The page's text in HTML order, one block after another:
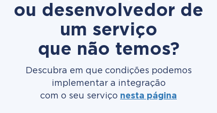
ou desenvolvedor de
um serviço
que não temos?
Descubra em que condições podemos
implementar a integração
com o seu serviço nesta página